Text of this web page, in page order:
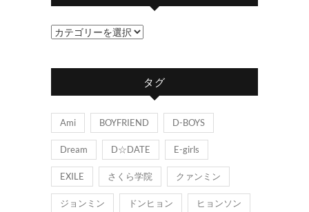
カ
ゴ
タグ
Ami BOYFRIEND D-BOYS
Dream D☆DATE E-girls
EXILE さくら学院 クァンミン
ジョンミン ドンヒョン ヒョンソン